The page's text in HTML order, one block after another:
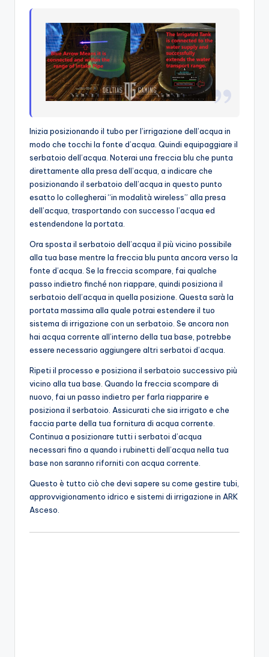
Inizia posizionando il tubo per l’irrigazione dell’acqua in
modo che tocchi la fonte d’acqua. Quindi equipaggiare il
serbatoio dell’acqua. Noterai una freccia blu che punta
direttamente alla presa dell’acqua, a indicare che
posizionando il serbatoio dell’acqua in questo punto
esatto lo collegherai “in modalità wireless” alla presa
dell’acqua, trasportando con successo l’acqua ed
estendendone la portata.
Ora sposta il serbatoio dell’acqua il più vicino possibile
alla tua base mentre la freccia blu punta ancora verso la
fonte d’acqua. Se la freccia scompare, fai qualche
passo indietro finché non riappare, quindi posiziona il
serbatoio dell’acqua in quella posizione. Questa sarà la
portata massima alla quale potrai estendere il tuo
sistema di irrigazione con un serbatoio. Se ancora non
hai acqua corrente all’interno della tua base, potrebbe
essere necessario aggiungere altri serbatoi d’acqua.
Ripeti il ​​processo e posiziona il serbatoio successivo più
vicino alla tua base. Quando la freccia scompare di
nuovo, fai un passo indietro per farla riapparire e
posiziona il serbatoio. Assicurati che sia irrigato e che
faccia parte della tua fornitura di acqua corrente.
Continua a posizionare tutti i serbatoi d’acqua
necessari fino a quando i rubinetti dell’acqua nella tua
base non saranno riforniti con acqua corrente.
Questo è tutto ciò che devi sapere su come gestire tubi,
approvvigionamento idrico e sistemi di irrigazione in ARK
Asceso.